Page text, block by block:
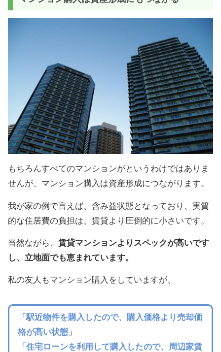
もちろんすべてのマンションがというわけではありま
せんが、マンション購入は資産形成につながります。
我が家の例で言えば、含み益状態となっており、実質
的な住居費の負担は、賃貸より圧倒的に小さいです。
当然ながら、 賃貸マンションよりスペックが高いです
し、立地面でも恵まれています。
私の友人もマンション購入をしていますが、
「駅近物件を購入したので、購入価格より売却価
格が高い状態」
「住宅ローンを利用して購入したので、周辺家賃